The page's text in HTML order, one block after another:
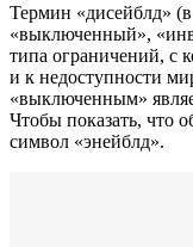
Термин «дисейблд»
«выключенный»,
типа ограничений, с
и к недоступности
«выключенным»
Чтобы показать, что
символ «энейблд».